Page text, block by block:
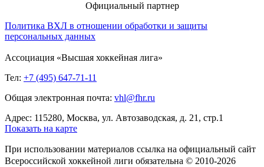
Официальный партнер
Политика ВХЛ в отношении обработки и защиты
персональных данных
Ассоциация «Высшая хоккейная лига»
Тел: +7 (495) 647-71-11
Общая электронная почта: vhl@fhr.ru
Адрес: 115280, Москва, ул. Автозаводская, д. 21, стр.1
Показать на карте
При использовании материалов ссылка на официальный сайт
Всероссийской хоккейной лиги обязательна © 2010-2026